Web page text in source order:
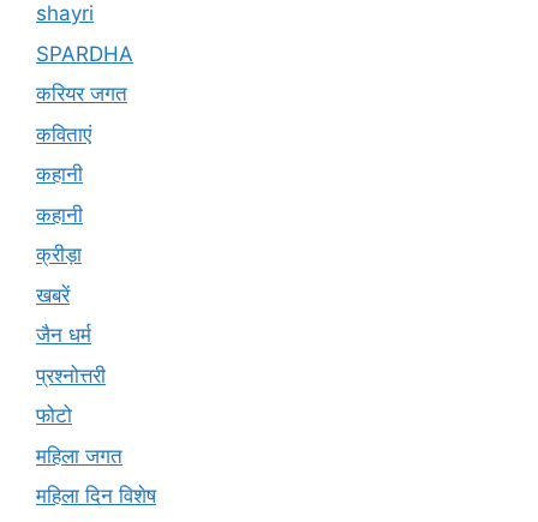
shayri
SPARDHA
करियर जगत
कविताएं
कहानी
कहानी
क्रीड़ा
खबरें
जैन धर्म
प्रश्नोत्तरी
फोटो
महिला जगत
महिला दिन विशेष